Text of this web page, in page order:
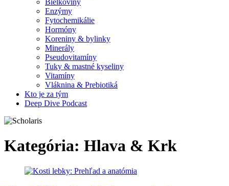
Enzýmy
Fytochemikálie
Hormóny
Koreniny & bylinky
Minerály
Pseudovitamíny
Tuky & mastné kyseliny
Vitamíny
Vláknina & Prebiotiká
Kto je za tým
Deep Dive Podcast
Kategória: Hlava & Krk